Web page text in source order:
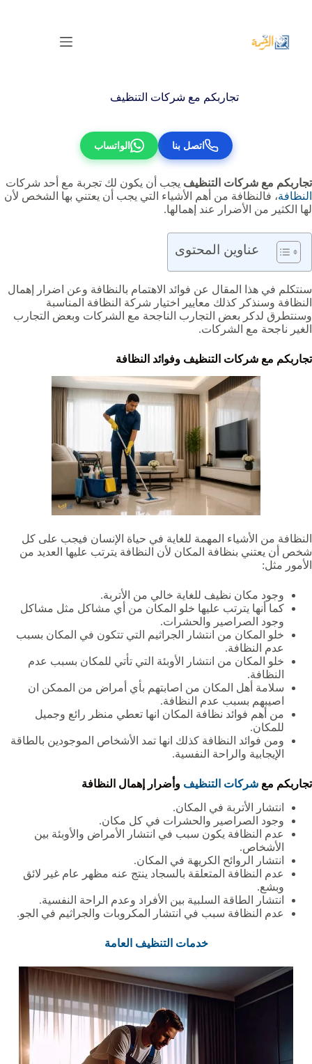
المحتوى
تجاربكم مع شركات التنظيف
اتصل بنا الواتساب
تجاربكم مع شركات التنظيف ‏يجب أن يكون لك تجربة مع أحد شركات
النظافة، فالنظافة من أهم الأشياء التي يجب أن يعتني بها الشخص لأن
لها الكثير من الأضرار عند إهمالها.
عناوين المحتوى
سنتكلم في ‏هذا المقال عن فوائد الاهتمام بالنظافة وعن اضرار إهمال
النظافة وسنذكر كذلك معايير اختيار شركة النظافة المناسبة
وسنتطرق لدكر بعض التجارب الناجحة مع الشركات وبعض التجارب
الغير ناجحة مع الشركات.
تجاربكم مع شركات التنظيف وفوائد النظافة
النظافة ‏من الأشياء المهمة للغاية في حياة الإنسان فيجب على كل
شخص أن يعتني بنظافة المكان لأن النظافة يترتب عليها العديد من
الأمور مثل:
وجود مكان نظيف للغاية خالي من الأتربة.
كما أنها يترتب عليها خلو المكان من أي مشاكل مثل مشاكل
وجود الصراصير والحشرات.
خلو المكان من انتشار الجراثيم التي تتكون في المكان بسبب
عدم النظافة.
خلو المكان من انتشار الأوبئة التي تأتي للمكان بسبب عدم
النظافة.
سلامة أهل المكان من اصابتهم بأي أمراض من الممكن ان
اصيبهم بسبب عدم النظافة.
من أهم فوائد نظافة المكان انها تعطي منظر رائع وجميل
للمكان.
ومن فوائد النظافة كذلك انها تمد الأشخاص الموجودين بالطاقة
الإيجابية والراحة النفسية.
تجاربكم مع شركات التنظيف وأضرار إهمال النظافة
انتشار الأتربة في المكان.
وجود الصراصير والحشرات في كل مكان.
عدم النظافة يكون سبب في انتشار الأمراض والأوبئة بين
الأشخاص.
انتشار الروائح الكريهة في المكان.
عدم النظافة المتعلقة بالسجاد ينتج عنه مظهر عام غير لائق
وبشع.
انتشار الطاقة السلبية بين الأفراد وعدم الراحة النفسية.
عدم النظافة سبب في انتشار المكروبات والجراثيم في الجو.
خدمات التنظيف العامة